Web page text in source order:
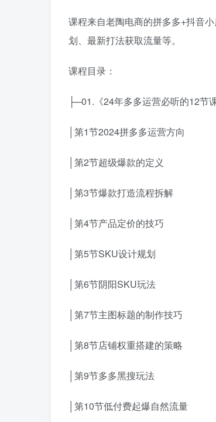
课程来自老陶电商的拼多多+抖音
划、最新打法获取流量等。
课程目录：
├─01.《24年多多运营必听的12节课
│第1节2024拼多多运营方向
│第2节超级爆款的定义
│第3节爆款打造流程拆解
│第4节产品定价的技巧
│第5节SKU设计规划
│第6节阴阳SKU玩法
│第7节主图标题的制作技巧
│第8节店铺权重搭建的策略
│第9节多多黑搜玩法
│第10节低付费起爆自然流量